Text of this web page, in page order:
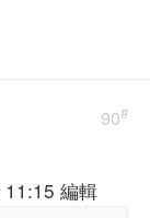
90#
編輯